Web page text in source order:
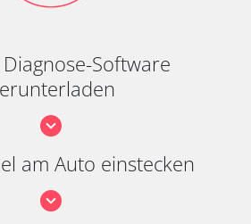
Software
am Auto einstecken